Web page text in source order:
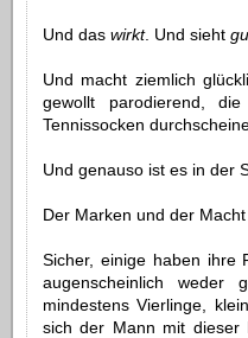
Und das wirkt. Und sieht
Und macht ziemlich
gewollt parodierend,
Tennissocken
Und genauso ist es in der
Der Marken und der
Sicher, einige haben ihre
augenscheinlich weder
mindestens Vierlinge,
sich der Mann mit